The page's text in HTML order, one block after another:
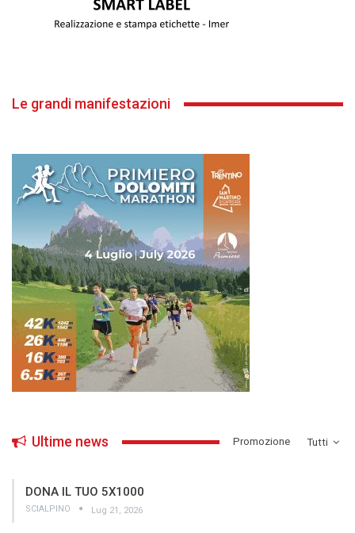
Le grandi manifestazioni
Tutti
Ultime news ­Promozione
DONA IL TUO 5X1000
SCIALPINO Lug 21, 2026